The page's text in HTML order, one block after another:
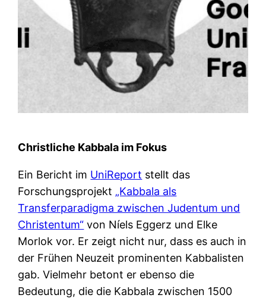
Christliche Kabbala im Fokus
Ein Bericht im UniReport stellt das
Forschungsprojekt „Kabbala als
Transferparadigma zwischen Judentum und
Christentum“ von Níels Eggerz und Elke
Morlok vor. Er zeigt nicht nur, dass es auch in
der Frühen Neuzeit prominenten Kabbalisten
gab. Vielmehr betont er ebenso die
Bedeutung, die die Kabbala zwischen 1500